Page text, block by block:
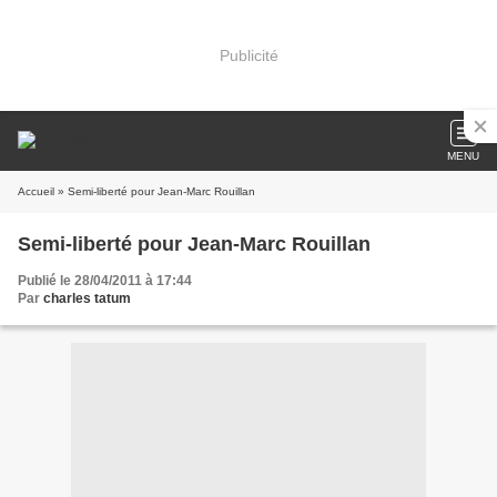
Publicité
MENU
Accueil » Semi-liberté pour Jean-Marc Rouillan
Semi-liberté pour Jean-Marc Rouillan
Publié le 28/04/2011 à 17:44
Par charles tatum